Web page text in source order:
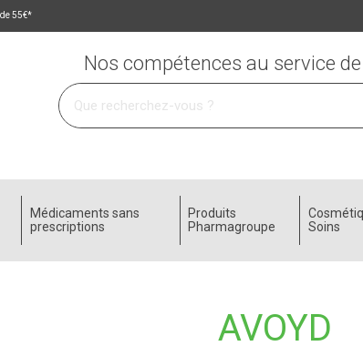
55€*
à votre service
Nos compétences au service
Médicaments sans
prescriptions
Produits
Pharmagroupe
Soins
AVOYD